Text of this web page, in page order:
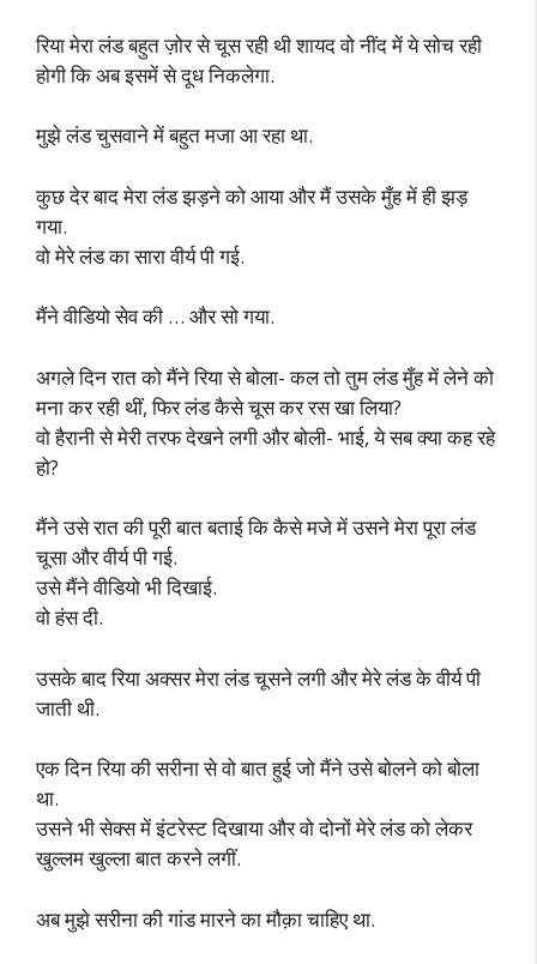
रिया मेरा लंड बहुत ज़ोर से चूस रही थी शायद वो नींद में ये सोच रही
होगी कि अब इसमें से दूध निकलेगा.
मुझे लंड चुसवाने में बहुत मजा आ रहा था.
कुछ देर बाद मेरा लंड झड़ने को आया और मैं उसके मुँह में ही झड़
गया.
वो मेरे लंड का सारा वीर्य पी गई.
मैंने वीडियो सेव की … और सो गया.
अगले दिन रात को मैंने रिया से बोला- कल तो तुम लंड मुँह में लेने को
मना कर रही थीं, फिर लंड कैसे चूस कर रस खा लिया?
वो हैरानी से मेरी तरफ देखने लगी और बोली- भाई, ये सब क्या कह रहे
हो?
मैंने उसे रात की पूरी बात बताई कि कैसे मजे में उसने मेरा पूरा लंड
चूसा और वीर्य पी गई.
उसे मैंने वीडियो भी दिखाई.
वो हंस दी.
उसके बाद रिया अक्सर मेरा लंड चूसने लगी और मेरे लंड के वीर्य पी
जाती थी.
एक दिन रिया की सरीना से वो बात हुई जो मैंने उसे बोलने को बोला
था.
उसने भी सेक्स में इंटरेस्ट दिखाया और वो दोनों मेरे लंड को लेकर
खुल्लम खुल्ला बात करने लगीं.
अब मुझे सरीना की गांड मारने का मौक़ा चाहिए था.